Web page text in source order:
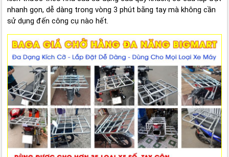
nhanh gọn, dễ dàng trong vòng 3 phút bằng tay mà không cần
sử dụng đến công cụ nào hết.